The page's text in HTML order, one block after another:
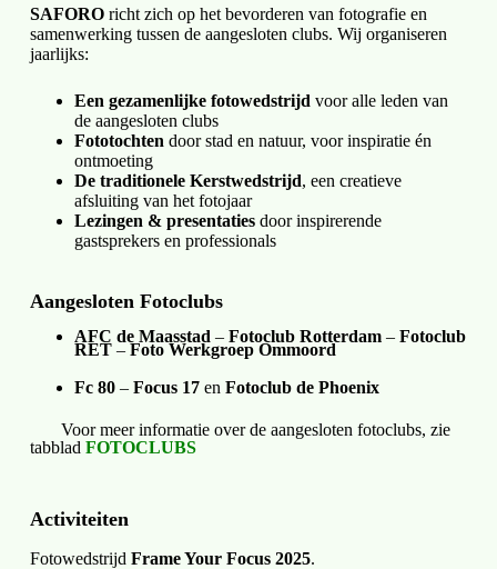
SAFOROricht zich op het bevorderen van fotografie en
samenwerking tussen de aangesloten clubs. Wij organiseren
jaarlijks:
Een gezamenlijke fotowedstrijd voor alle leden van
de aangesloten clubs
Fototochten door stad en natuur, voor inspiratie én
ontmoeting
De traditionele Kerstwedstrijd, een creatieve
afsluiting van het fotojaar
Lezingen & presentatiesdoor inspirerende
gastsprekers en professionals
Aangesloten Fotoclubs
AFC de Maasstad – Fotoclub Rotterdam– Fotoclub
RET– Foto Werkgroep Ommoord
Fc 80– Focus 17en Fotoclub de Phoenix
Voor meer informatie over de aangesloten fotoclubs, zie
tabblad FOTOCLUBS
Activiteiten
Fotowedstrijd Frame Your Focus 2025.